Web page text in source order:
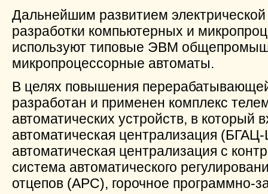
Дальнейшим развитием
разработки компьютерных и
используют типовые ЭВМ
микропроцессорные автоматы.
В целях повышения
разработан и применен комплекс
автоматических устройств, в который
автоматическая централизация
автоматическая централизация с
система автоматического
отцепов (АРС), горочное программно-